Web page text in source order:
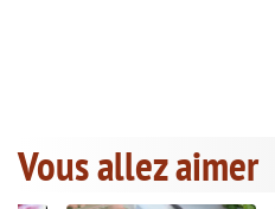
Vous allez aimer